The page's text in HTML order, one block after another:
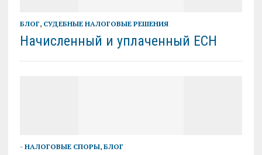
БЛОГ, СУДЕБНЫЕ НАЛОГОВЫЕ РЕШЕНИЯ
Начисленный и уплаченный ЕСН
- НАЛОГОВЫЕ СПОРЫ, БЛОГ